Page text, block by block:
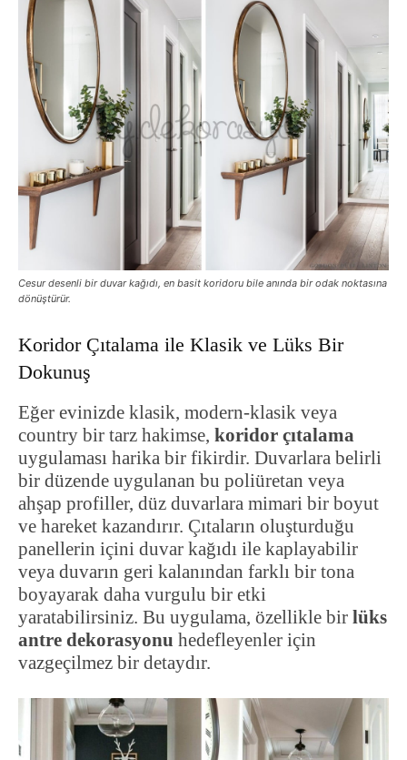
Cesur desenli bir duvar kağıdı, en basit koridoru bile anında bir odak noktasına
dönüştürür.
Koridor Çıtalama ile Klasik ve Lüks Bir
Dokunuş
Eğer evinizde klasik, modern-klasik veya
country bir tarz hakimse, koridor çıtalama
uygulaması harika bir fikirdir. Duvarlara belirli
bir düzende uygulanan bu poliüretan veya
ahşap profiller, düz duvarlara mimari bir boyut
ve hareket kazandırır. Çıtaların oluşturduğu
panellerin içini duvar kağıdı ile kaplayabilir
veya duvarın geri kalanından farklı bir tona
boyayarak daha vurgulu bir etki
yaratabilirsiniz. Bu uygulama, özellikle bir lüks
antre dekorasyonu hedefleyenler için
vazgeçilmez bir detaydır.